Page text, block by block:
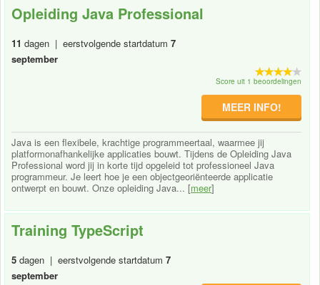
Opleiding Java Professional
11 dagen | eerstvolgende startdatum 7
september
Score uit 1 beoordelingen
MEER INFO!
Java is een flexibele, krachtige programmeertaal, waarmee jij
platformonafhankelijke applicaties bouwt. Tijdens de Opleiding Java
Professional word jij in korte tijd opgeleid tot professioneel Java
programmeur. Je leert hoe je een objectgeoriënteerde applicatie
ontwerpt en bouwt. Onze opleiding Java... [meer]
Training TypeScript
5 dagen | eerstvolgende startdatum 7
september